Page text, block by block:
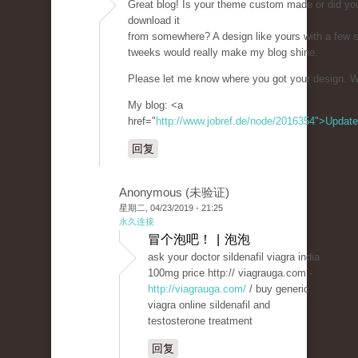
Great blog! Is your theme custom made or did
download it
from somewhere? A design like yours with a few
tweeks would really make my blog shine.
Please let me know where you got your design.
My blog: <a
href=" http://www.jobref.de/node/2016354">Update
回复
Anonymous (未验证)
星期二, 04/23/2019 - 21:25
永久连接
冒个泡吧！ | 泡泡
ask your doctor sildenafil viagra india
100mg price http:// viagrauga.com -
http://viagrauga.com/ / buy generic
viagra online sildenafil and
testosterone treatment
回复